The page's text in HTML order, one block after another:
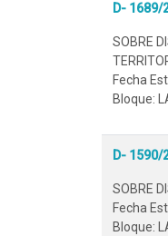
D-
SOBRE
Fecha
Bloque:
D-
SOBRE
Fecha
Bloque: